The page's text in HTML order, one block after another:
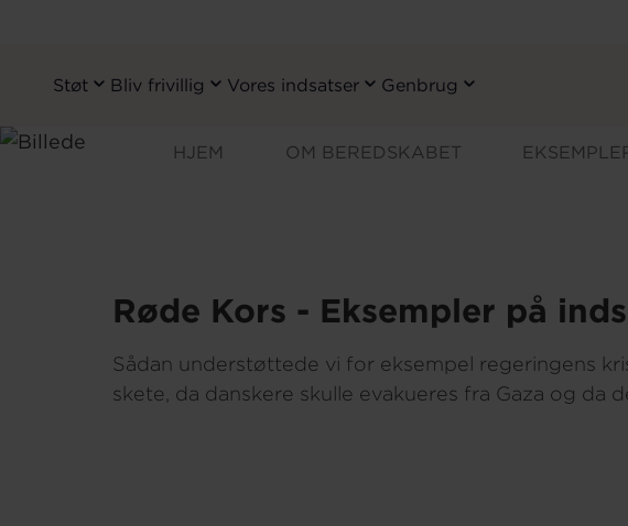
Gå
Primary
Navigation
Støt Bliv frivillig Vores indsatser Genbrug
HJEM OM BEREDSKABET
Røde Kors - Eksempler på
Sådan understøttede vi for eksempel regeringens
skete, da danskere skulle evakueres fra Gaza og da